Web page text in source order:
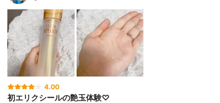
4.00
初エリクシールの艶玉体験♡